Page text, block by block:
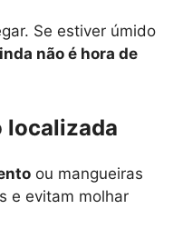
Se estiver úmido
não é hora de
localizada
ou mangueiras
e evitam molhar